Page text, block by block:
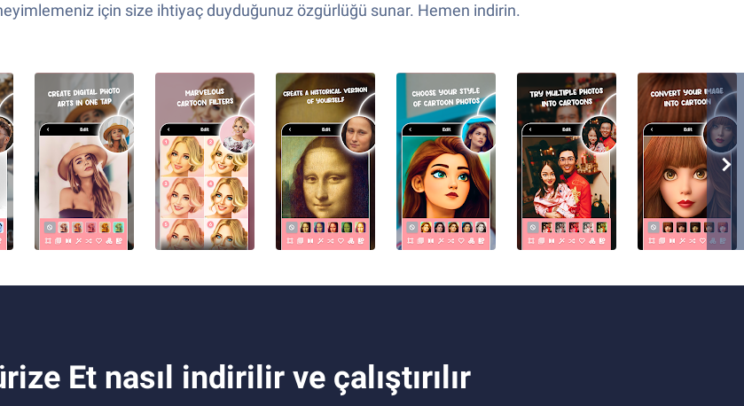
için size ihtiyaç duyduğunuz özgürlüğü sunar. Hemen indirin.
Et nasıl indirilir ve çalıştırılır